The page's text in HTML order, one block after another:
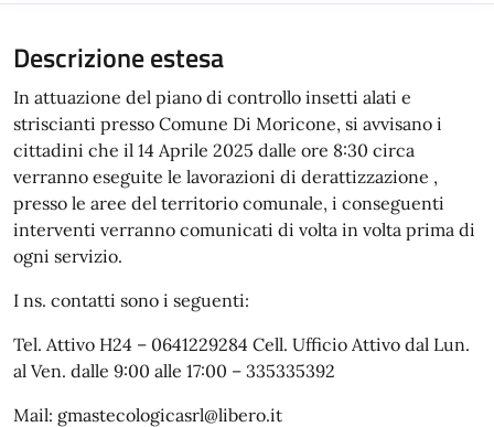
Descrizione estesa
In attuazione del piano di controllo insetti alati e
striscianti presso Comune Di Moricone, si avvisano i
cittadini che il 14 Aprile 2025 dalle ore 8:30 circa
verranno eseguite le lavorazioni di derattizzazione ,
presso le aree del territorio comunale, i conseguenti
interventi verranno comunicati di volta in volta prima di
ogni servizio.
I ns. contatti sono i seguenti:
Tel. Attivo H24 – 0641229284 Cell. Ufficio Attivo dal Lun.
al Ven. dalle 9:00 alle 17:00 – 335335392
Mail: gmastecologicasrl@libero.it